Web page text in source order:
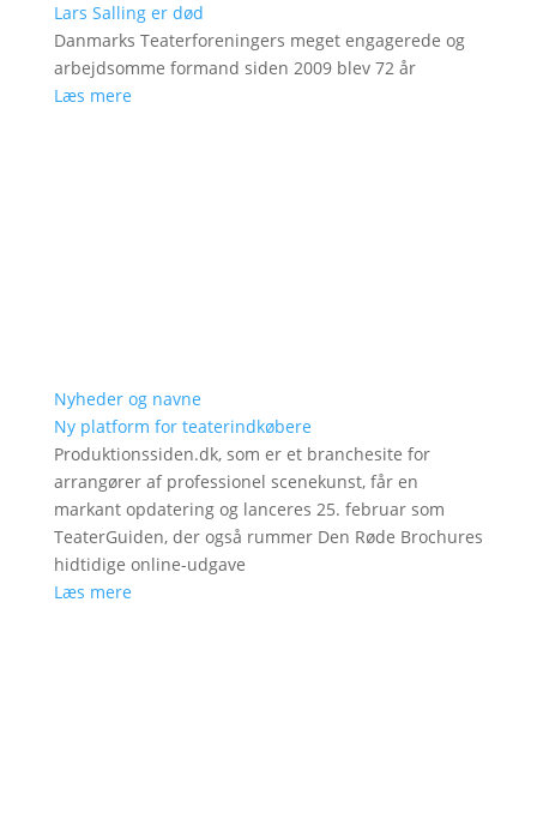
Lars Salling er død
Danmarks Teaterforeningers meget engagerede og
arbejdsomme formand siden 2009 blev 72 år
Læs mere
Nyheder og navne
Ny platform for teaterindkøbere
Produktionssiden.dk, som er et branchesite for
arrangører af professionel scenekunst, får en
markant opdatering og lanceres 25. februar som
TeaterGuiden, der også rummer Den Røde Brochures
hidtidige online-udgave
Læs mere